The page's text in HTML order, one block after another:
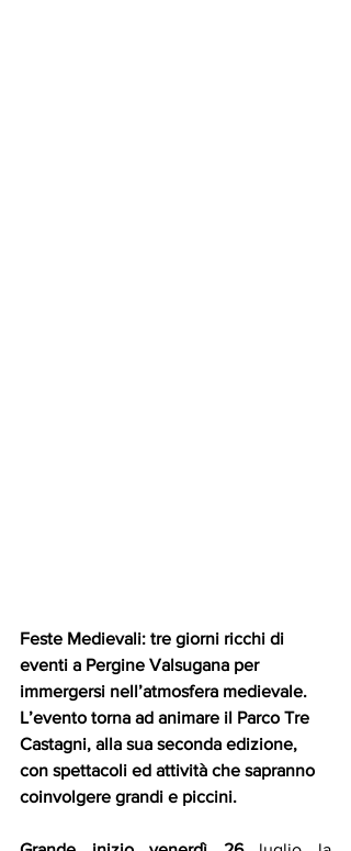
Feste Medievali: tre giorni ricchi di
eventi a Pergine Valsugana per
immergersi nell’atmosfera medievale.
L’evento torna ad animare il Parco Tre
Castagni, alla sua seconda edizione,
con spettacoli ed attività che sapranno
coinvolgere grandi e piccini.